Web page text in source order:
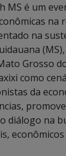
MS é um
na
na
Grosso
como
da
diálogo na
econômicos